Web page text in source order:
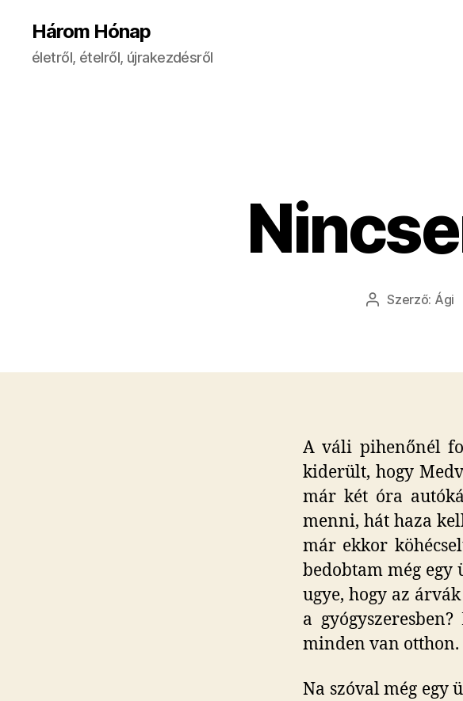
Három Hónap
életről, ételről, újrakezdésről
Bejegyzés
Szerző: Ági
A váli pihenőnél
kiderült, hogy
már két óra
menni, hát haza
már ekkor
bedobtam még egy
ugye, hogy az
a
minden van
Na szóval még egy